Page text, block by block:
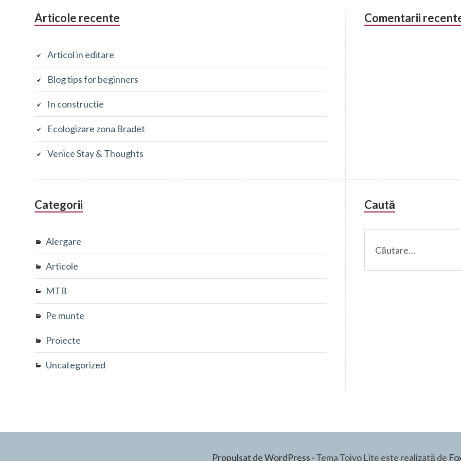
Articole recente
Articol in editare
Blog tips for beginners
In constructie
Ecologizare zona Bradet
Venice Stay & Thoughts
Comentarii
Categorii
Alergare
Articole
MTB
Pe munte
Proiecte
Uncategorized
Caută
Propulsat de WordPress · Tema Toivo Lite este realizată de